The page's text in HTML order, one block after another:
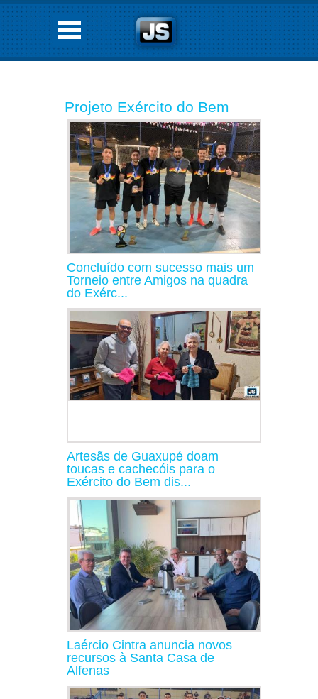
Projeto Exército do Bem
Concluído com sucesso mais um
Torneio entre Amigos na quadra
do Exérc...
Artesãs de Guaxupé doam
toucas e cachecóis para o
Exército do Bem dis...
Laércio Cintra anuncia novos
recursos à Santa Casa de
Alfenas